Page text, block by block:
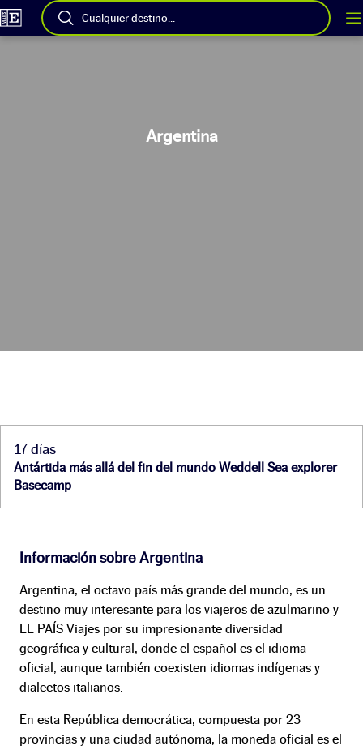
Cualquier destino...
Argentina
Antártida más allá del fin del mundo Weddell Sea explorer
Basecamp
17 días
Información sobre Argentina
Argentina, el octavo país más grande del mundo, es un
destino muy interesante para los viajeros de azulmarino y
EL PAÍS Viajes por su impresionante diversidad
geográfica y cultural, donde el español es el idioma
oficial, aunque también coexisten idiomas indígenas y
dialectos italianos.
En esta República democrática, compuesta por 23
provincias y una ciudad autónoma, la moneda oficial es el